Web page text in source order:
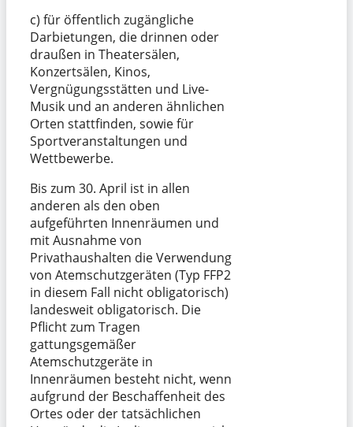
c) für öffentlich zugängliche
Darbietungen, die drinnen oder
draußen in Theatersälen,
Konzertsälen, Kinos,
Vergnügungsstätten und Live-
Musik und an anderen ähnlichen
Orten stattfinden, sowie für
Sportveranstaltungen und
Wettbewerbe.
Bis zum 30. April ist in allen
anderen als den oben
aufgeführten Innenräumen und
mit Ausnahme von
Privathaushalten die Verwendung
von Atemschutzgeräten (Typ FFP2
in diesem Fall nicht obligatorisch)
landesweit obligatorisch. Die
Pflicht zum Tragen
gattungsgemäßer
Atemschutzgeräte in
Innenräumen besteht nicht, wenn
aufgrund der Beschaffenheit des
Ortes oder der tatsächlichen